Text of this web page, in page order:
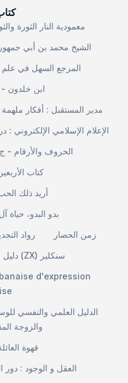
معمودية النار الثورة
الشيخ محمد بن أبي
المرجع السهل في علم
ابن خلدون -
مدير المستقبل : أفكار ملهمة
الإعلام الإسلامي الإلكتروني :
الحروف والأرقام - ج2
كتاب
أريد ذلك
بدو البدو، حياة
رواد التجديد
زمن الحصار
دليل برمجة حاسب سبكتروم (ZX) سنكلير
d'expression
الدليل العلمي والنفسي
والزوجة
قهوة
العقل و الوجود :